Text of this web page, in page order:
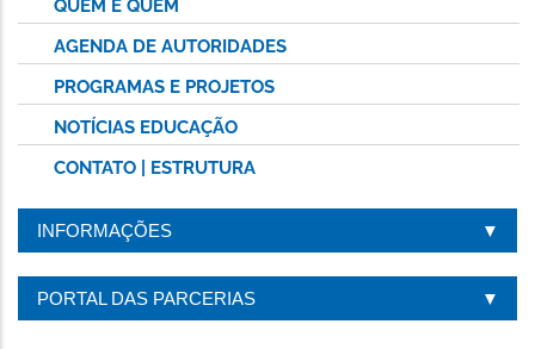
QUEM É QUEM
AGENDA DE AUTORIDADES
PROGRAMAS E PROJETOS
NOTÍCIAS EDUCAÇÃO
CONTATO | ESTRUTURA
INFORMAÇÕES
PORTAL DAS PARCERIAS